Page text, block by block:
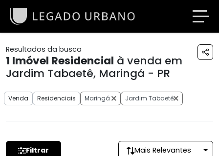
Resultados da busca
1 Imóvel Residencial à venda em
Jardim Tabaetê, Maringá - PR
Venda Residenciais Maringá Jardim Tabaetê
Filtrar Mais Relevantes